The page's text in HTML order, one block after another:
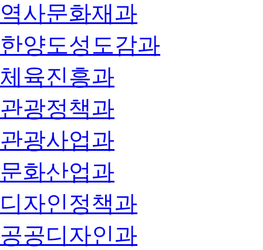
역사문화재과
한양도성도감과
체육진흥과
관광정책과
관광사업과
문화산업과
디자인정책과
공공디자인과